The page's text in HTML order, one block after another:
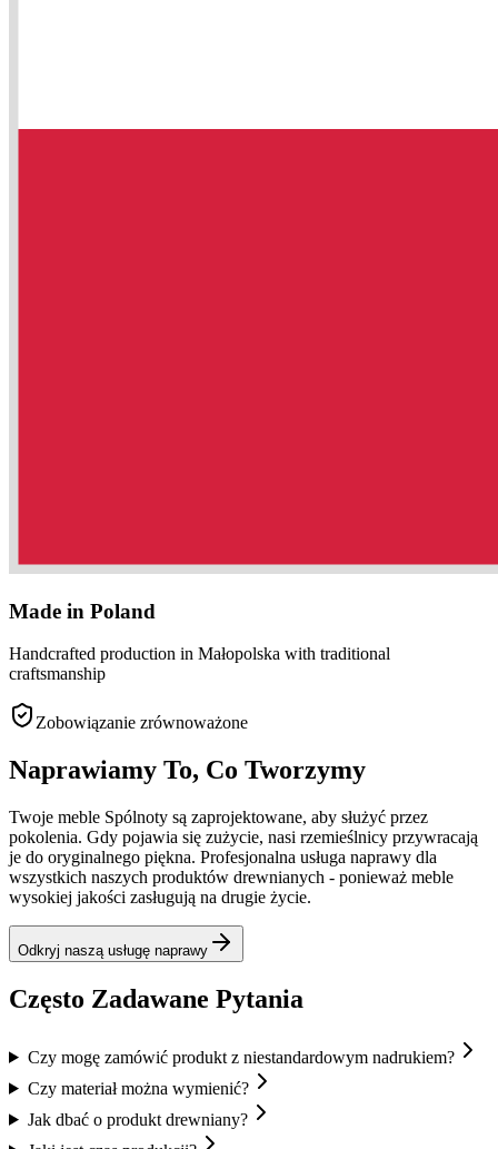
Made in Poland
Handcrafted production in Małopolska with traditional
craftsmanship
Zobowiązanie zrównoważone
Naprawiamy To, Co Tworzymy
Twoje meble Spólnoty są zaprojektowane, aby służyć przez
pokolenia. Gdy pojawia się zużycie, nasi rzemieślnicy przywracają
je do oryginalnego piękna. Profesjonalna usługa naprawy dla
wszystkich naszych produktów drewnianych - ponieważ meble
wysokiej jakości zasługują na drugie życie.
Odkryj naszą usługę naprawy
Często Zadawane Pytania
Czy mogę zamówić produkt z niestandardowym nadrukiem?
Czy materiał można wymienić?
Jak dbać o produkt drewniany?